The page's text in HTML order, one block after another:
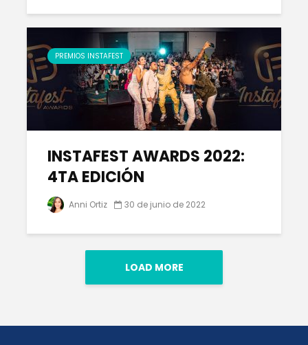
PREMIOS INSTAFEST
INSTAFEST AWARDS 2022:
4TA EDICIÓN
Anni Ortiz 30 de junio de 2022
LOAD MORE